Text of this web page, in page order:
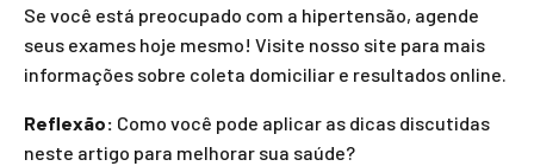
Se você está preocupado com a hipertensão, agende
seus exames hoje mesmo! Visite nosso site para mais
informações sobre coleta domiciliar e resultados online.
Reflexão: Como você pode aplicar as dicas discutidas
neste artigo para melhorar sua saúde?